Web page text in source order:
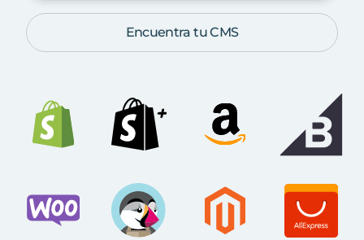
Encuentra tu CMS